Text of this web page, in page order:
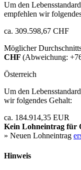
Um den
empfehlen wir
ca. 309.598,67 CHF
Möglicher
CHF (Abweichung:
Österreich
Um den
wir folgendes Gehalt:
ca. 184.914,35 EUR
Kein Lohneintrag für
» Neuen Lohneintrag
Hinweis